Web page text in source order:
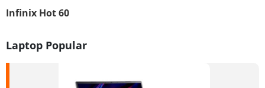
Infinix Hot 60
Laptop Popular